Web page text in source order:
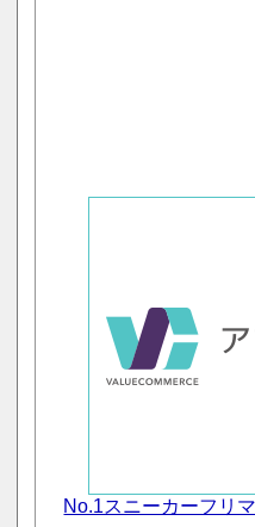
No.1スニーカーフリ